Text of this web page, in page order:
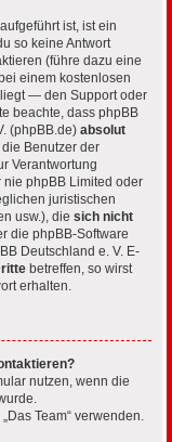
ist, ist ein
so keine Antwort
(führe dazu eine
einem kostenlosen
liegt — den Support oder
beachte, dass phpBB
(phpBB.de) absolut
Benutzer der
Verantwortung
phpBB Limited oder
juristischen
usw.), die sich nicht
die phpBB-Software
Deutschland e. V. E-
betreffen, so wirst
erhalten.
nutzen, wenn die
Team“ verwenden.